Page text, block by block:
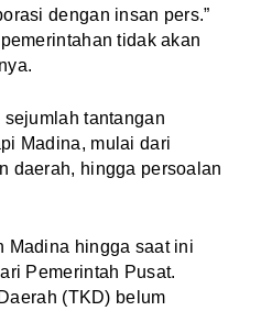
dengan insan pers.”
tidak akan
tantangan
Madina, mulai dari
daerah, hingga persoalan
Madina hingga saat ini
Pemerintah Pusat.
(TKD) belum